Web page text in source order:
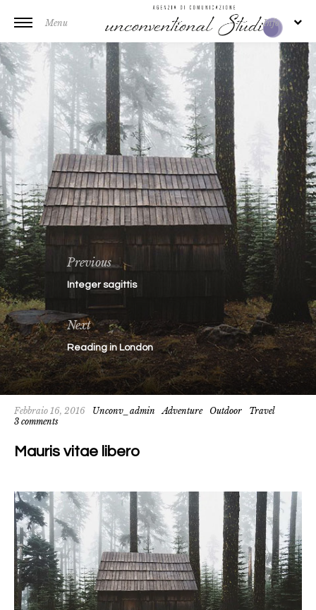
Menu Info
Previous
Integer sagittis
Next
Reading in London
Febbraio 16, 2016 Unconv_admin Adventure Outdoor
Travel
3 comments
Mauris vitae libero